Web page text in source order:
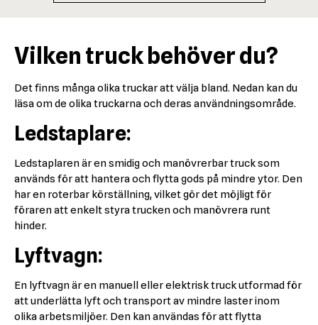
Vilken truck behöver du?
Det finns många olika truckar att välja bland. Nedan kan du
läsa om de olika truckarna och deras användningsområde.
Ledstaplare:
Ledstaplaren är en smidig och manövrerbar truck som
används för att hantera och flytta gods på mindre ytor. Den
har en roterbar körställning, vilket gör det möjligt för
föraren att enkelt styra trucken och manövrera runt
hinder.
Lyftvagn:
En lyftvagn är en manuell eller elektrisk truck utformad för
att underlätta lyft och transport av mindre laster inom
olika arbetsmiljöer. Den kan användas för att flytta